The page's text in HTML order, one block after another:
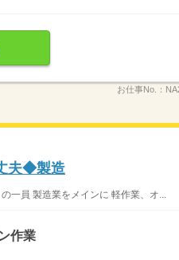
お仕事No.：
夫◆製造
一員 製造業をメインに 軽作業、オ...
作業